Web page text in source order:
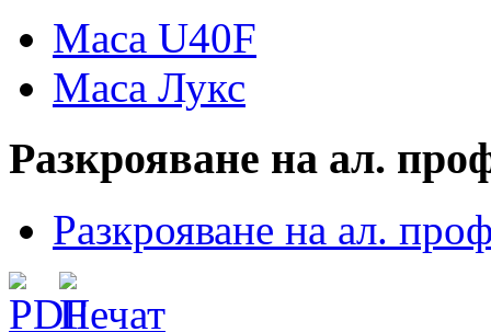
Маса U40F
Маса Лукс
Разкрояване на ал.
Разкрояване на ал.